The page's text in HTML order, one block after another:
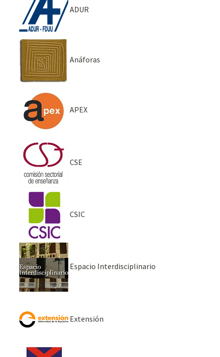
ADUR
Anáforas
APEX
CSE
CSIC
Espacio Interdisciplinario
Extensión